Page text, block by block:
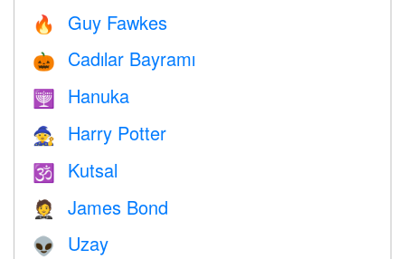
🔥 Guy Fawkes
🎃 Cadılar Bayramı
🕎 Hanuka
🧙 Harry Potter
🕉 Kutsal
🤵 James Bond
👽 Uzay